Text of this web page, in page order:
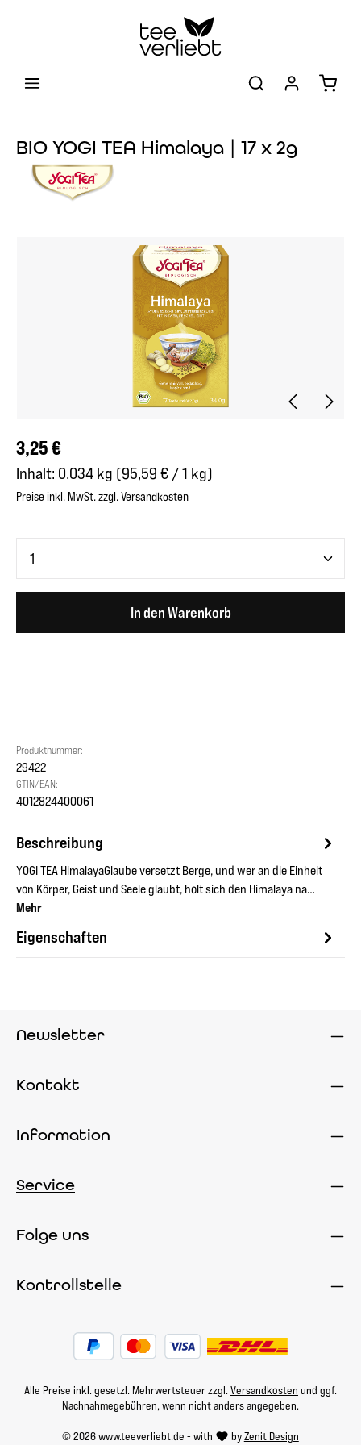
BIO YOGI TEA Himalaya | 17 x 2g
Bildergalerie überspringen
Regulärer Preis:
3,25 €
Inhalt: 0.034 kg (95,59 € / 1 kg)
Preise inkl. MwSt. zzgl. Versandkosten
In den Warenkorb
Produktnummer:
29422
GTIN/EAN:
4012824400061
Beschreibung
YOGI TEA HimalayaGlaube versetzt Berge, und wer an die Einheit
von Körper, Geist und Seele glaubt, holt sich den Himalaya na…
Mehr
Eigenschaften
Newsletter
Kontakt
Information
Service
Folge uns
Kontrollstelle
© 2026 www.teeverliebt.de - with byZenit Design
Alle Preise inkl. gesetzl. Mehrwertsteuer zzgl. Versandkosten und ggf.
Nachnahmegebühren, wenn nicht anders angegeben.